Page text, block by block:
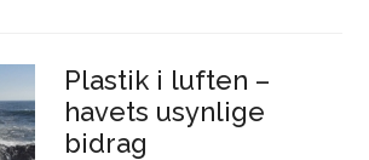
Plastik i luften –
havets usynlige
bidrag